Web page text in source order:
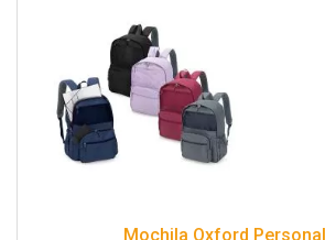
Mochila Oxford